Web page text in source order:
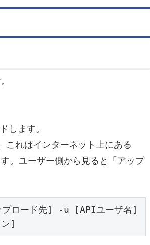
します。
れはインターネット上にある
。ユーザー側から見ると「アップ
ロード先] -u [APIユーザ名]
]